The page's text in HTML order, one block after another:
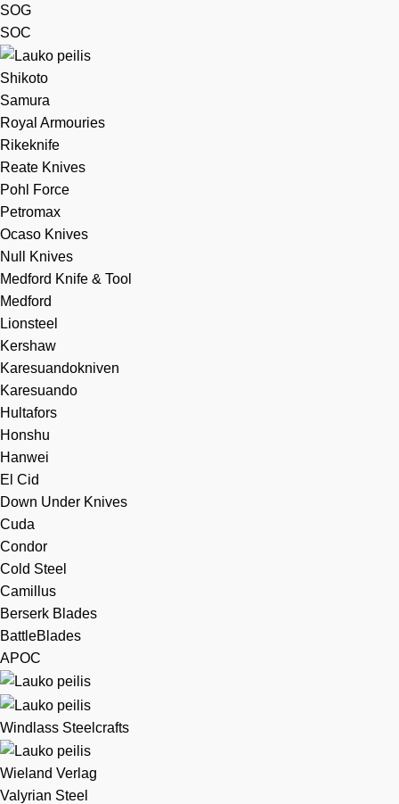
SOG
SOC
Shikoto
Samura
Royal Armouries
Rikeknife
Reate Knives
Pohl Force
Petromax
Ocaso Knives
Null Knives
Medford Knife & Tool
Medford
Lionsteel
Kershaw
Karesuandokniven
Karesuando
Hultafors
Honshu
Hanwei
El Cid
Down Under Knives
Cuda
Condor
Cold Steel
Camillus
Berserk Blades
BattleBlades
APOC
Windlass Steelcrafts
Wieland Verlag
Valyrian Steel